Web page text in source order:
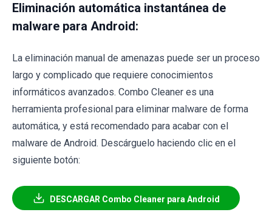
Eliminación automática instantánea de
malware para Android:
La eliminación manual de amenazas puede ser un proceso
largo y complicado que requiere conocimientos
informáticos avanzados. Combo Cleaner es una
herramienta profesional para eliminar malware de forma
automática, y está recomendado para acabar con el
malware de Android. Descárguelo haciendo clic en el
siguiente botón:
DESCARGAR Combo Cleaner para Android